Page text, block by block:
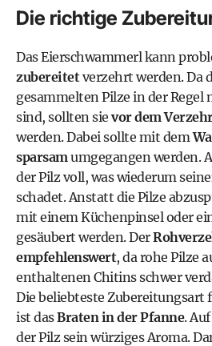
Die richtige
Das Eierschwammerl kann
zubereitetverzehrt werden. Da
gesammelten Pilze in der
sind, sollten sie vor dem
werden. Dabei sollte mit dem
sparsamumgegangen werden.
der Pilz voll, was wiederum
schadet. Anstatt die Pilze
mit einem Küchenpinsel oder
gesäubert werden. Der
empfehlenswert, da rohe Pilze
enthaltenen Chitins schwer
Die beliebteste Zubereitungsart
ist dasBraten in der Pfanne.
der Pilz sein würziges Aroma.